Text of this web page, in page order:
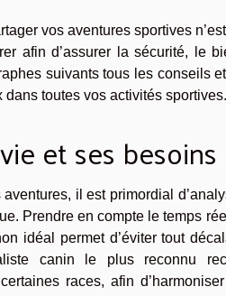
vos aventures sportives
afin d’assurer la sécurité, le
suivants tous les conseils
toutes vos activités sportives.
et ses besoins
il est primordial
Prendre en compte le temps
idéal permet d’éviter tout
canin le plus reconnu
races, afin